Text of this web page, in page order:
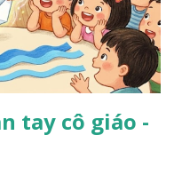
tay cô giáo -